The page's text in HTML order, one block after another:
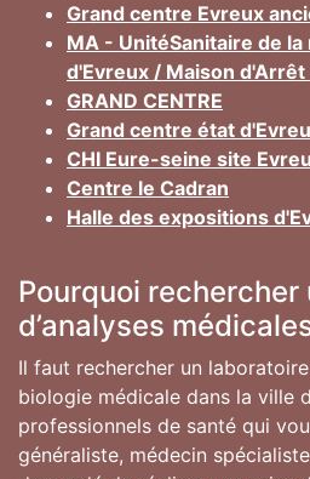
Grand centre Evreux
MA - UnitéSanitaire de
d'Evreux / Maison d'Arrêt
GRAND CENTRE
Grand centre état
CHI Eure-seine site
Centre le Cadran
Halle des expositions
Pourquoi
d’analyses
Il faut rechercher un laboratoire
biologie médicale dans la ville
professionnels de santé qui
généraliste, médecin